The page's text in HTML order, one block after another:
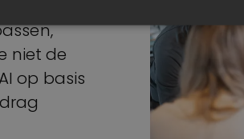
Door
niet de
op basis